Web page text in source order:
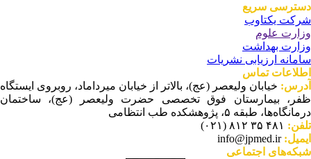
سریع
یکتاوب
علوم
بهداشت
ارزیابی نشریات
تماس
خیابان ولیعصر (عج)، بالاتر از خیابان میرداماد، روبروی ایستگاه
بیمارستان فوق تخصصی حضرت ولیعصر (عج)، ساختمان
طبقه ۵، پژوهشکده طب انتظامی
۴۸۱ ۳۵ ۸۱۲ (۰۲۱)
info@jpmed.ir
اجتماعی